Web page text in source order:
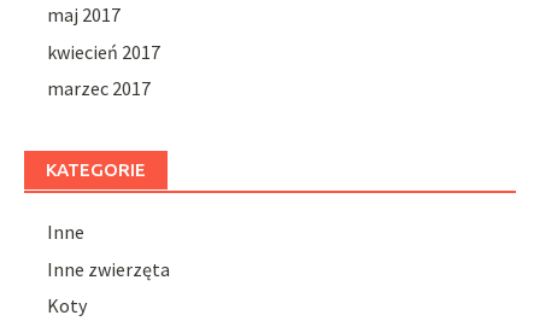
maj 2017
kwiecień 2017
marzec 2017
KATEGORIE
Inne
Inne zwierzęta
Koty